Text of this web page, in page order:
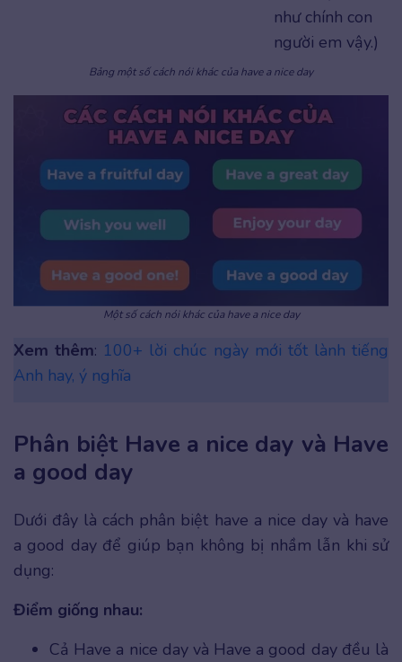
như chính con
người em vậy.)
Bảng một số cách nói khác của have a nice day
Một số cách nói khác của have a nice day
Xem thêm: 100+ lời chúc ngày mới tốt lành tiếng
Anh hay, ý nghĩa
Phân biệt Have a nice day và Have
a good day
Dưới đây là cách phân biệt have a nice day và have
a good day để giúp bạn không bị nhầm lẫn khi sử
dụng:
Điểm giống nhau:
Cả Have a nice day và Have a good day đều là